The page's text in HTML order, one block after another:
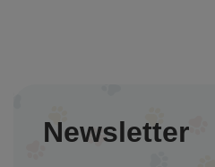
Newsletter